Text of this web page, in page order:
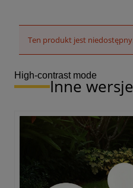
Ten produkt jest
High-contrast mode
Inne